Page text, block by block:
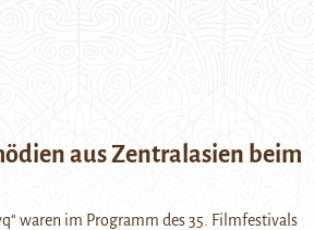
aus Zentralasien beim
waren im Programm des 35. Filmfestivals